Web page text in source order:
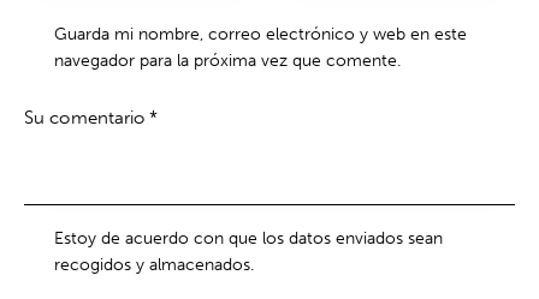
Guarda mi nombre, correo electrónico y web en este
navegador para la próxima vez que comente.
Estoy de acuerdo con que los datos enviados sean
recogidos y almacenados.